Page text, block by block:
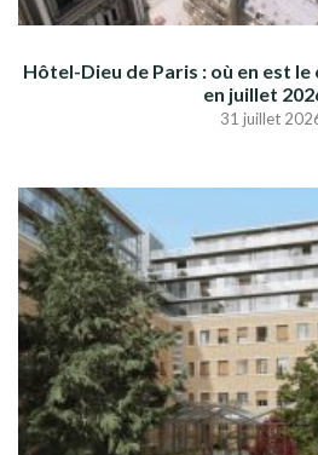
Hôtel-Dieu de Paris : où en est
en juillet
31 juillet